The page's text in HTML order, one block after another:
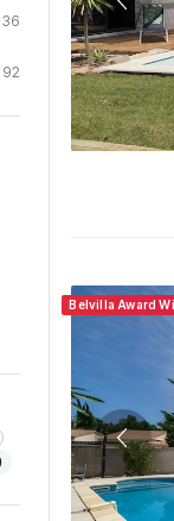
92
Belvilla Award